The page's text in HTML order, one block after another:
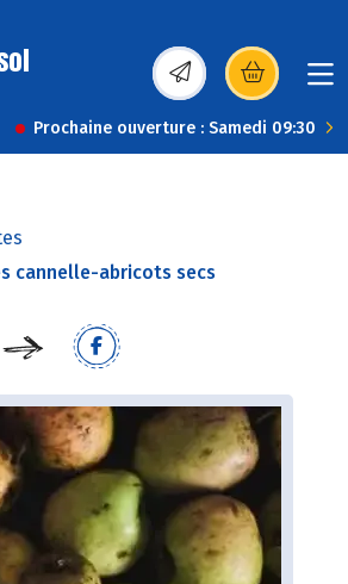
(s’ouvre dans une
Prochaine ouverture : Samedi 09:30
cannelle-abricots secs